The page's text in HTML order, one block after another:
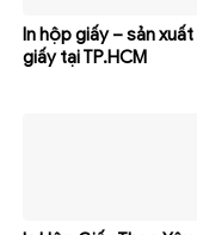
In hộp giấy – sản
giấy tại TP.HCM